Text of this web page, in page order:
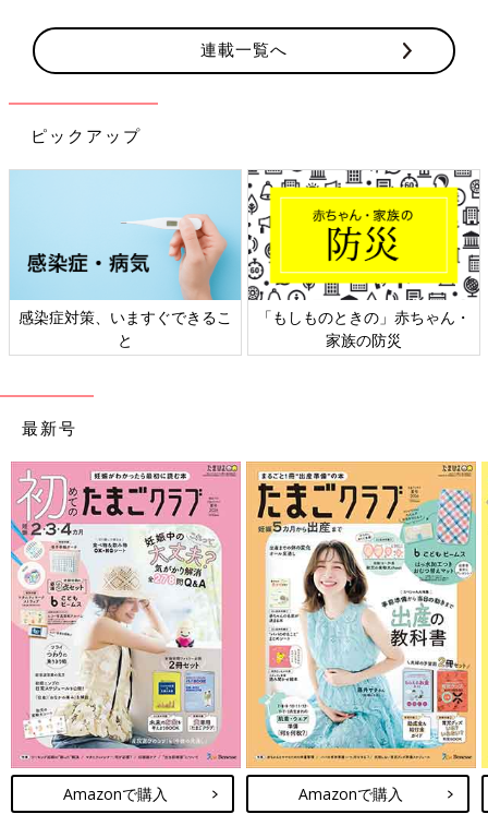
連載一覧へ
ピックアップ
感染症対策、いますぐできるこ
と
「もしものときの」赤ちゃん・
家族の防災
最新号
Amazonで購入 Amazonで購入